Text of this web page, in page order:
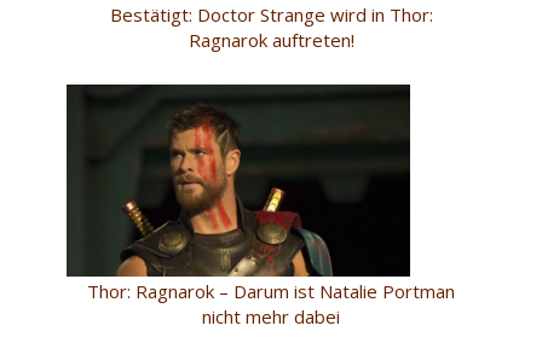
Bestätigt: Doctor Strange wird in Thor:
Ragnarok auftreten!
Thor: Ragnarok – Darum ist Natalie Portman
nicht mehr dabei